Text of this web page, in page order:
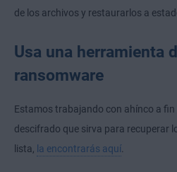
de los archivos y restaurarlos a
Usa una herramienta
ransomware
Estamos trabajando con ahínco a
descifrado que sirva para recuperar
lista, la encontrarás aquí.